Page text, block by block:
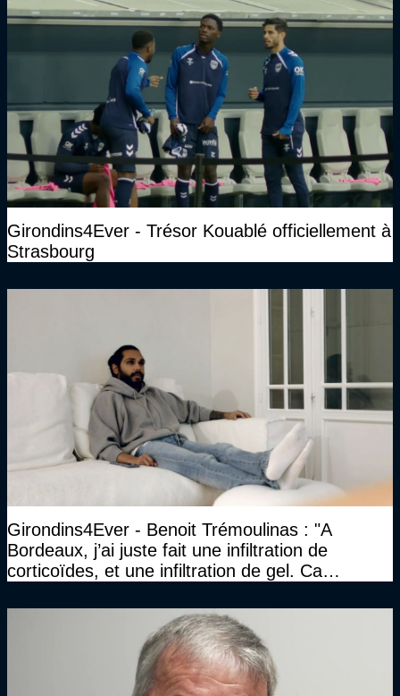
Girondins4Ever - Trésor Kouablé officiellement à
Strasbourg
Girondins4Ever - Benoit Trémoulinas : "A
Bordeaux, j’ai juste fait une infiltration de
corticoïdes, et une infiltration de gel. Ca